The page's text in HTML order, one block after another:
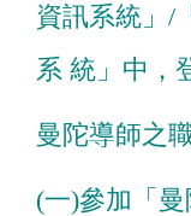
資訊系統」/
系 統」中，
曼陀導師之
(一)參加「